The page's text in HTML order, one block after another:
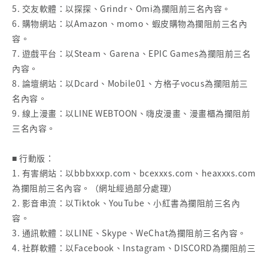
5. 交友軟體：以探探、Grindr、Omi為攔阻前三名內容。
6. 購物網站：以Amazon、momo、蝦皮購物為攔阻前三名內
容。
7. 遊戲平台：以Steam、Garena、EPIC Games為攔阻前三名
內容。
8. 論壇網站：以Dcard、Mobile01、方格子vocus為攔阻前三
名內容。
9. 線上漫畫：以LINE WEBTOON、嗨皮漫畫、漫畫櫃為攔阻前
三名內容。
■ 行動版：
1. 有害網站：以bbbxxxp.com、bcexxxs.com、heaxxxs.com
為攔阻前三名內容。（網址經過部分處理）
2. 影音串流：以Tiktok、YouTube、小紅書為攔阻前三名內
容。
3. 通訊軟體：以LINE、Skype、WeChat為攔阻前三名內容。
4. 社群軟體：以Facebook、Instagram、DISCORD為攔阻前三